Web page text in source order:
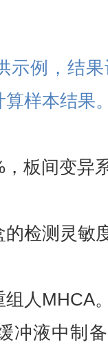
示例，结
算样本结果
，板间变异
检测灵敏
人 MHCA
冲液中制